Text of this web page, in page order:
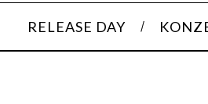
RELEASE DAY